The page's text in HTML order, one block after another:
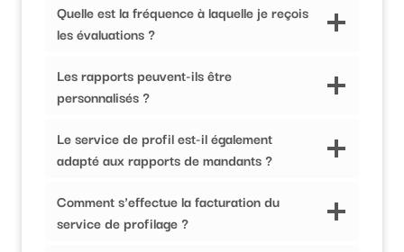
Quelle est la fréquence à laquelle je reçois
les évaluations ?
Les rapports peuvent-ils être
personnalisés ?
Le service de profil est-il également
adapté aux rapports de mandants ?
Comment s'effectue la facturation du
service de profilage ?